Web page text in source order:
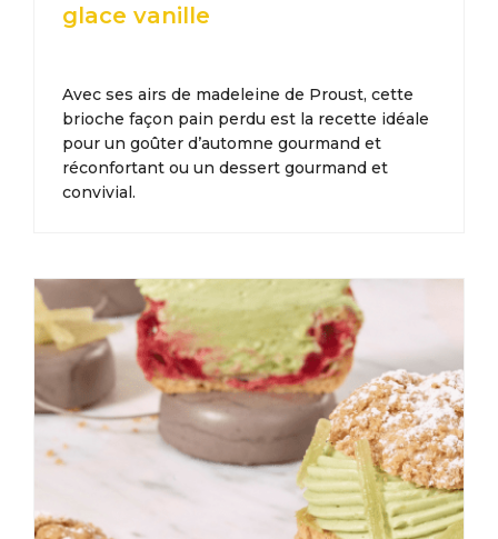
glace vanille
Avec ses airs de madeleine de Proust, cette
brioche façon pain perdu est la recette idéale
pour un goûter d’automne gourmand et
réconfortant ou un dessert gourmand et
convivial.